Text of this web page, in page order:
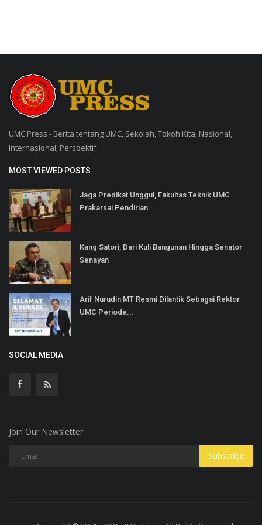
UMC Press - Berita tentang UMC, Sekolah, Tokoh Kita, Nasional,
Internasional, Perspektif
MOST VIEWED POSTS
Jaga Predikat Unggul, Fakultas Teknik UMC
Prakarsai Pendirian...
Kang Satori, Dari Kuli Bangunan Hingga Senator
Senayan
Arif Nurudin MT Resmi Dilantik Sebagai Rektor
UMC Periode...
SOCIAL MEDIA
Join Our Newsletter
Subscribe